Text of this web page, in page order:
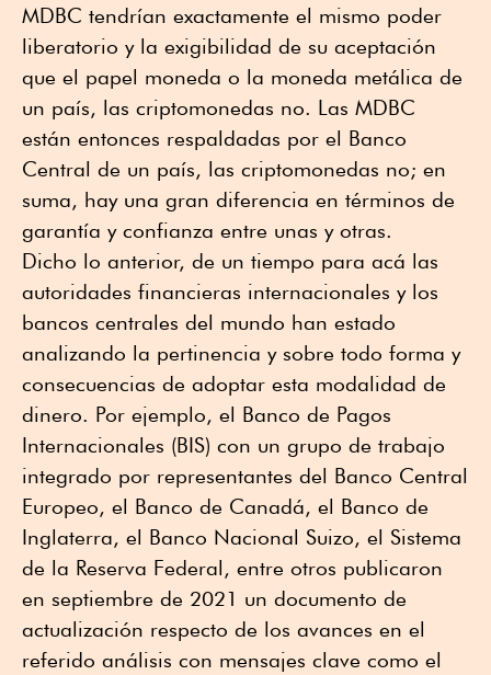
MDBC tendrían exactamente el mismo poder
liberatorio y la exigibilidad de su aceptación
que el papel moneda o la moneda metálica de
un país, las criptomonedas no. Las MDBC
están entonces respaldadas por el Banco
Central de un país, las criptomonedas no; en
suma, hay una gran diferencia en términos de
garantía y confianza entre unas y otras.
Dicho lo anterior, de un tiempo para acá las
autoridades financieras internacionales y los
bancos centrales del mundo han estado
analizando la pertinencia y sobre todo forma y
consecuencias de adoptar esta modalidad de
dinero. Por ejemplo, el Banco de Pagos
Internacionales (BIS) con un grupo de trabajo
integrado por representantes del Banco Central
Europeo, el Banco de Canadá, el Banco de
Inglaterra, el Banco Nacional Suizo, el Sistema
de la Reserva Federal, entre otros publicaron
en septiembre de 2021 un documento de
actualización respecto de los avances en el
referido análisis con mensajes clave como el